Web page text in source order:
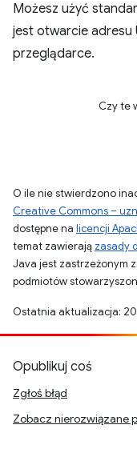
Możesz użyć
jest otwarcie adresu
przeglądarce.
Czy te
O ile nie stwierdzono
Creative Commons –
dostępne na licencji
temat zawierają zasady
Java jest zastrzeżonym
podmiotów
Ostatnia aktualizacja:
Opublikuj coś
Zgłoś błąd
Zobacz nierozwiązane